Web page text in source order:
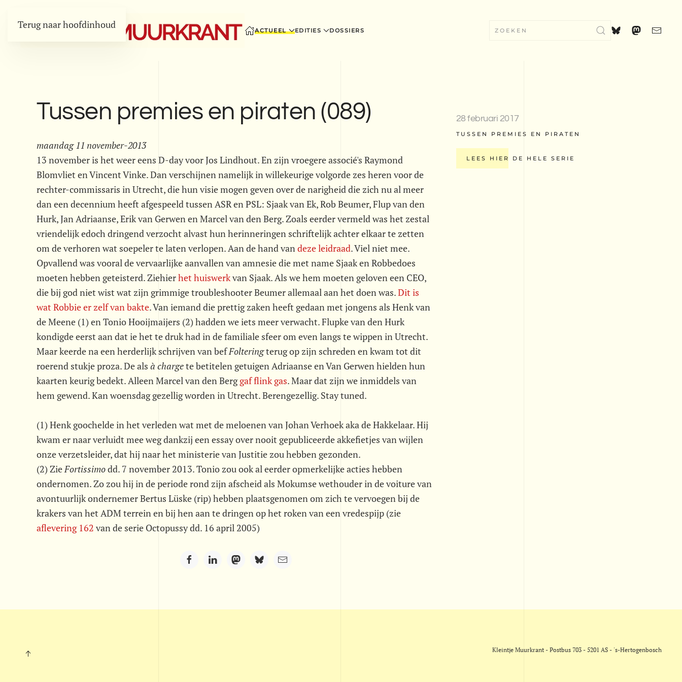
Terug naar hoofdinhoud ACTUEEL EDITIES DOSSIERS
Tussen premies en piraten (089)
maandag 11 november-2013
13 november is het weer eens D-day voor Jos Lindhout. En zijn vroegere associé's Raymond
Blomvliet en Vincent Vinke. Dan verschijnen namelijk in willekeurige volgorde zes heren voor de
rechter-commissaris in Utrecht, die hun visie mogen geven over de narigheid die zich nu al meer
dan een decennium heeft afgespeeld tussen ASR en PSL: Sjaak van Ek, Rob Beumer, Flup van den
Hurk, Jan Adriaanse, Erik van Gerwen en Marcel van den Berg. Zoals eerder vermeld was het zestal
vriendelijk edoch dringend verzocht alvast hun herinneringen schriftelijk achter elkaar te zetten
om de verhoren wat soepeler te laten verlopen. Aan de hand vandeze leidraad. Viel niet mee.
Opvallend was vooral de vervaarlijke aanvallen van amnesie die met name Sjaak en Robbedoes
moeten hebben geteisterd. Ziehierhet huiswerkvan Sjaak. Als we hem moeten geloven een CEO,
die bij god niet wist wat zijn grimmige troubleshooter Beumer allemaal aan het doen was.Dit is
wat Robbie er zelf van bakte. Van iemand die prettig zaken heeft gedaan met jongens als Henk van
de Meene (1) en Tonio Hooijmaijers (2) hadden we iets meer verwacht. Flupke van den Hurk
kondigde eerst aan dat ie het te druk had in de familiale sfeer om even langs te wippen in Utrecht.
Maar keerde na een herderlijk schrijven van bef Foltering terug op zijn schreden en kwam tot dit
roerend stukje proza. De als  à charge te betitelen getuigen Adriaanse en Van Gerwen hielden hun
kaarten keurig bedekt. Alleen Marcel van den Berggaf flink gas. Maar dat zijn we inmiddels van
hem gewend. Kan woensdag gezellig worden in Utrecht. Berengezellig. Stay tuned.
(1) Henk goochelde in het verleden wat met de meloenen van Johan Verhoek aka de Hakkelaar. Hij
kwam er naar verluidt mee weg dankzij een essay over nooit gepubliceerde akkefietjes van wijlen
onze verzetsleider, dat hij naar het ministerie van Justitie zou hebben gezonden.
(2) Zie Fortissimo dd. 7 november 2013. Tonio zou ook al eerder opmerkelijke acties hebben
ondernomen. Zo zou hij in de periode rond zijn afscheid als Mokumse wethouder in de voiture van
avontuurlijk ondernemer Bertus Lüske (rip) hebben plaatsgenomen om zich te vervoegen bij de
krakers van het ADM terrein en bij hen aan te dringen op het roken van een vredespijp (zie
aflevering 162 van de serie Octopussy dd. 16 april 2005)
28 februari 2017
TUSSEN PREMIES EN PIRATEN
LEES HIER DE HELE SERIE
Kleintje Muurkrant - Postbus 703 - 5201 AS - 's-Hertogenbosch